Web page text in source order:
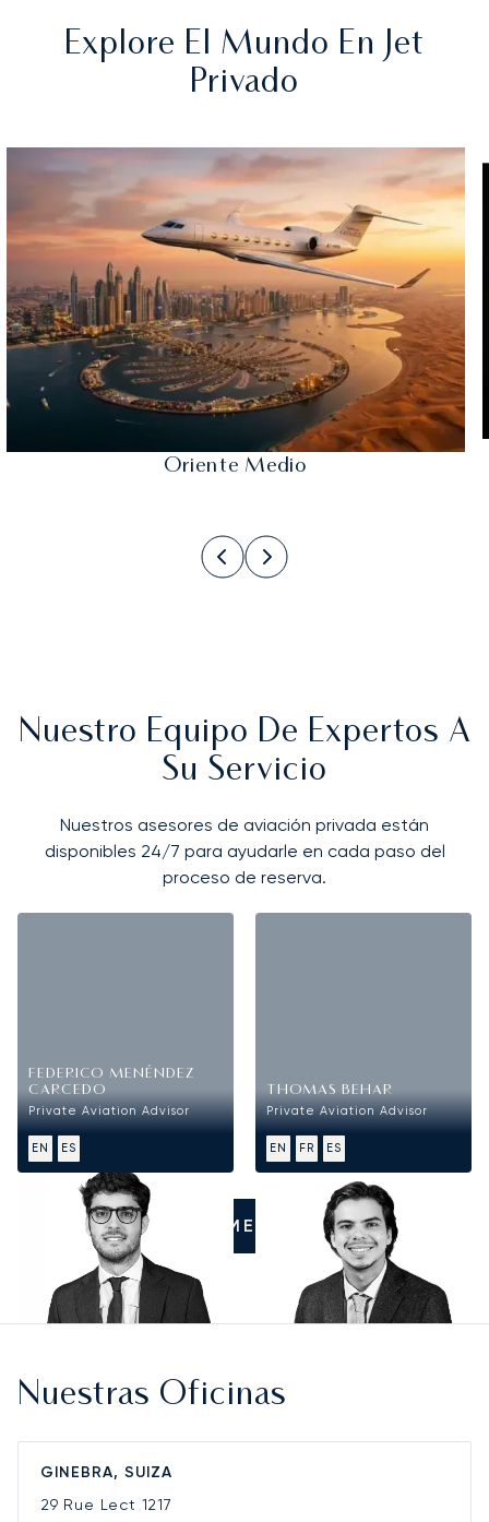
Explore El Mundo En Jet
Privado
Oriente Medio
Nuestro Equipo De Expertos A
Su Servicio
Nuestros asesores de aviación privada están
disponibles 24/7 para ayudarle en cada paso del
proceso de reserva.
FEDERICO MENÉNDEZ
CARCEDO
Private Aviation Advisor
EN ES
THOMAS BEHAR
Private Aviation Advisor
EN FR ES
LLÁMENOS
Nuestras Oficinas
GINEBRA, SUIZA
29 Rue Lect 1217